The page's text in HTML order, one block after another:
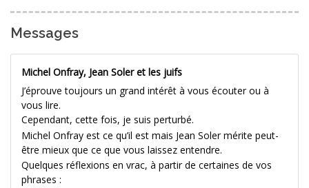
Messages
Michel Onfray, Jean Soler et les juifs
J’éprouve toujours un grand intérêt à vous écouter ou à
vous lire.
Cependant, cette fois, je suis perturbé.
Michel Onfray est ce qu’il est mais Jean Soler mérite peut-
être mieux que ce que vous laissez entendre.
Quelques réflexions en vrac, à partir de certaines de vos
phrases :